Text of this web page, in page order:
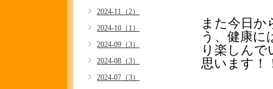
また今日
う 、健康に
り楽しん
思います！
2024-11（2）
2024-10（1）
2024-09（3）
2024-08（3）
2024-07（3）